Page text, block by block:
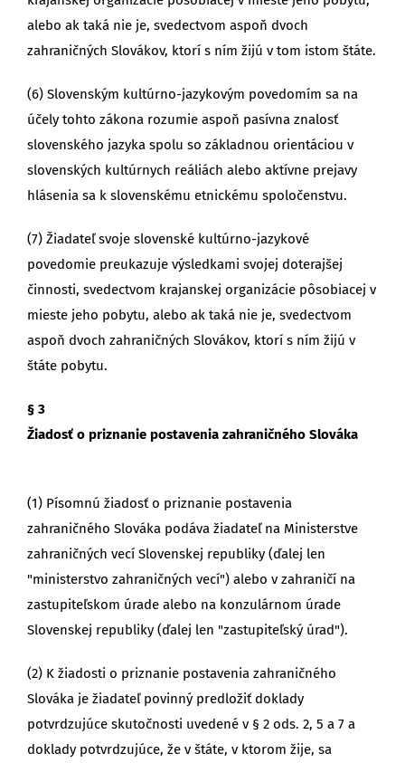
alebo ak taká nie je, svedectvom aspoň dvoch
zahraničných Slovákov, ktorí s ním žijú v tom istom štáte.
(6) Slovenským kultúrno-jazykovým povedomím sa na
účely tohto zákona rozumie aspoň pasívna znalosť
slovenského jazyka spolu so základnou orientáciou v
slovenských kultúrnych reáliách alebo aktívne prejavy
hlásenia sa k slovenskému etnickému spoločenstvu.
(7) Žiadateľ svoje slovenské kultúrno-jazykové
povedomie preukazuje výsledkami svojej doterajšej
činnosti, svedectvom krajanskej organizácie pôsobiacej v
mieste jeho pobytu, alebo ak taká nie je, svedectvom
aspoň dvoch zahraničných Slovákov, ktorí s ním žijú v
štáte pobytu.
§ 3
Žiadosť o priznanie postavenia zahraničného Slováka
(1) Písomnú žiadosť o priznanie postavenia
zahraničného Slováka podáva žiadateľ na Ministerstve
zahraničných vecí Slovenskej republiky (ďalej len
"ministerstvo zahraničných vecí") alebo v zahraničí na
zastupiteľskom úrade alebo na konzulárnom úrade
Slovenskej republiky (ďalej len "zastupiteľský úrad").
(2) K žiadosti o priznanie postavenia zahraničného
Slováka je žiadateľ povinný predložiť doklady
potvrdzujúce skutočnosti uvedené v § 2 ods. 2, 5 a 7 a
doklady potvrdzujúce, že v štáte, v ktorom žije, sa